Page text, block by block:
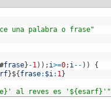
una palabra o frase"
#frase} -1) ) ; i>=0; i-- ) )
{
}${ frase: $i: 1}
al reves es '${esarf}'"